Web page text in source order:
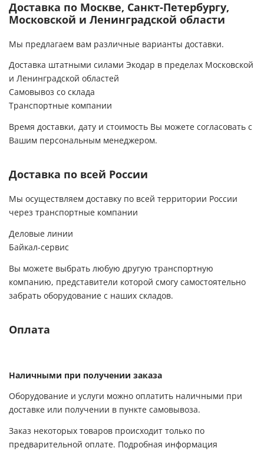
Доставка по Москве, Санкт-Петербургу,
Московской и Ленинградской области
Мы предлагаем вам различные варианты доставки.
Доставка штатными силами Экодар в пределах Московской
и Ленинградской областей
Самовывоз со склада
Транспортные компании
Время доставки, дату и стоимость Вы можете согласовать с
Вашим персональным менеджером.
Доставка по всей России
Мы осуществляем доставку по всей территории России
через транспортные компании
Деловые линии
Байкал-сервис
Вы можете выбрать любую другую транспортную
компанию, представители которой смогу самостоятельно
забрать оборудование с наших складов.
Оплата
Наличными при получении заказа
Оборудование и услуги можно оплатить наличными при
доставке или получении в пункте самовывоза.
Заказ некоторых товаров происходит только по
предварительной оплате. Подробная информация